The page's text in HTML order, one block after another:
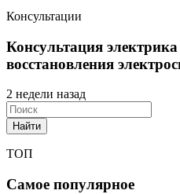
Консультации
Консультация
восстановления
2 недели назад
Найти
ТОП
Самое популярное